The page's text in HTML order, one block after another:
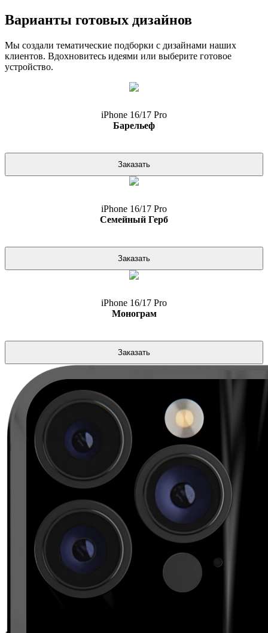
Варианты готовых дизайнов
Мы создали тематические подборки с дизайнами наших
клиентов. Вдохновитесь идеями или выберите готовое
устройство.
iPhone 16/17 Pro
Барельеф
Заказать
iPhone 16/17 Pro
Семейный Герб
Заказать
iPhone 16/17 Pro
Монограм
Заказать